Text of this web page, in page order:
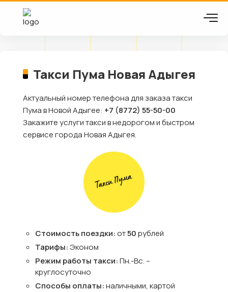
Такси Пума Новая Адыгея
Актуальный номер телефона для заказа такси
Пума в Новой Адыгее: +7 (8772) 55-50-00
Закажите услуги такси в недорогом и быстром
сервисе города Новая Адыгея.
Стоимость поездки:от50рублей
Тарифы:Эконом
Режим работы такси:Пн.-Вс. –
круглосуточно
Способы оплаты:наличными, картой